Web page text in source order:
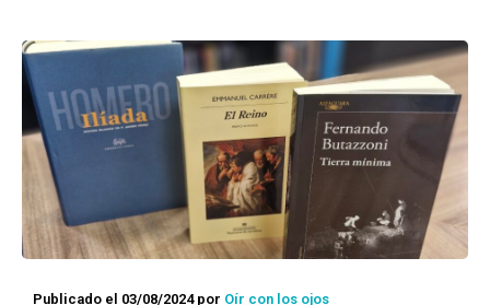
Publicado el 03/08/2024por Oír con los ojos